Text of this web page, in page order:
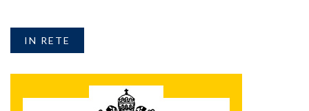
IN RETE